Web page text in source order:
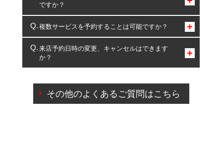
ですか？
コクピット・タイヤ館のみとなります。
複数サービスを予約することは可能ですか？
複数サービスのご予約は可能です。
一部の商品・サービスの組み合わせに限り、同時にご予約が
出来ないものもございます。
来店予約日時の変更、キャンセルはできます
か？
ご来店予約日の3営業日前を過ぎている場合のご予約
の日時変更につきましては、直接ご予約の店舗まで
その他のよくあるご質問はこちら